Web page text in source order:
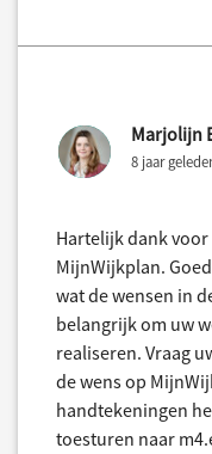
Marjolijn
8 jaar
Hartelijk dank voor
MijnWijkplan.
wat de wensen in
belangrijk om uw
realiseren. Vraag
de wens op
handtekeningen
toesturen naar